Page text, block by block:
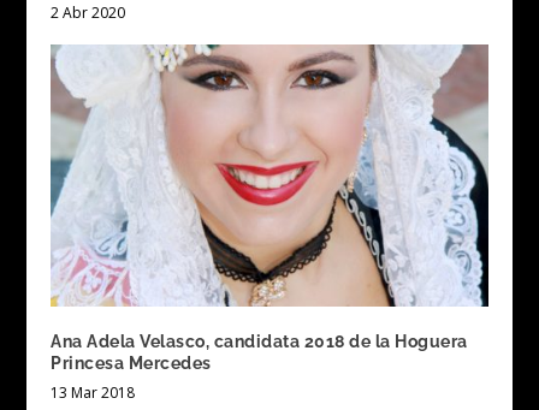
2 Abr 2020
Ana Adela Velasco, candidata 2018 de la Hoguera
Princesa Mercedes
13 Mar 2018